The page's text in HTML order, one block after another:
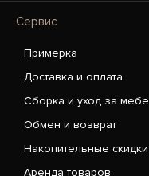
Сервис
Примерка
Доставка и оплата
Сборка и уход за
Обмен и возврат
Накопительные скидки
Аренда товаров